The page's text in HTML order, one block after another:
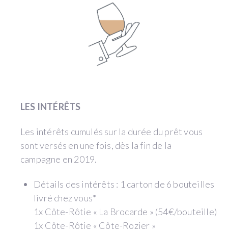
LES INTÉRÊTS
Les intérêts cumulés sur la durée du prêt vous
sont versés en une fois, dès la fin de la
campagne en 2019.
Détails des intérêts : 1 carton de 6 bouteilles
livré chez vous*
1x Côte-Rôtie « La Brocarde » (54€/bouteille)
1x Côte-Rôtie « Côte-Rozier »